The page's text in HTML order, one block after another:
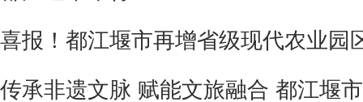
喜报！都江堰市再增省级现代农业园
传承非遗文脉 赋能文旅融合 都江堰